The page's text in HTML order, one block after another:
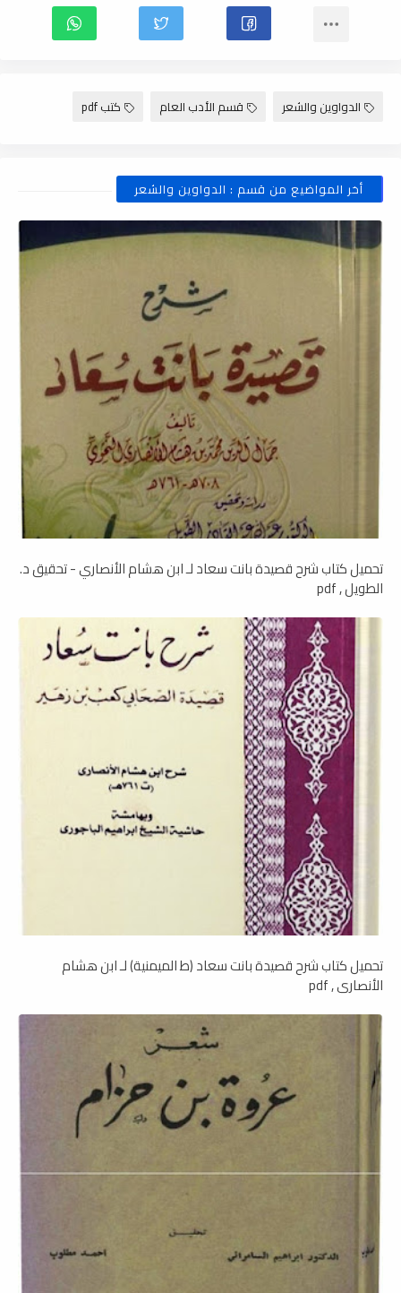
الدواوين والشعر قسم الأدب العام كتب pdf
أخر المواضيع من قسم : الدواوين والشعر
تحميل كتاب شرح قصيدة بانت سعاد لـ ابن هشام الأنصاري - تحقيق د.
الطويل , pdf
تحميل كتاب شرح قصيدة بانت سعاد (ط الميمنية) لـ ابن هشام
الأنصاري , pdf